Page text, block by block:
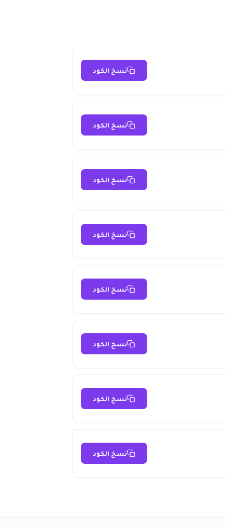
نسخ الكود
نسخ الكود
نسخ الكود
نسخ الكود
نسخ الكود
نسخ الكود
نسخ الكود
نسخ الكود